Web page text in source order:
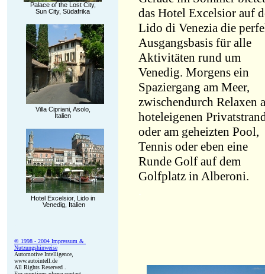
Palace of the Lost City,
Sun City, Südafrika
Villa Cipriani, Asolo,
Italien
Hotel Excelsior, Lido in
Venedig, Italien
© 1998 - 2004 Impressum &
Nutzungshinweise
Automotive Intelligence,
www.autointell.de
All Rights Reserved .
das Hotel Excelsior auf
Lido di Venezia die
Ausgangsbasis für alle
Aktivitäten rund um
Venedig. Morgens ein
Spaziergang am Meer,
zwischendurch Relaxen
hoteleigenen
oder am geheizten Pool,
Tennis oder eben eine
Runde Golf auf dem
Golfplatz in Alberoni.